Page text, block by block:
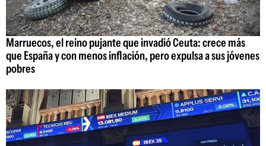
Marruecos, el reino pujante que invadió Ceuta: crece más
que España y con menos inflación, pero expulsa a sus jóvenes
pobres